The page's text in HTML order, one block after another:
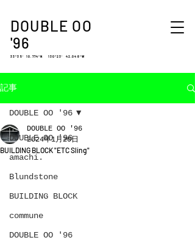
DOUBLE OO
'96
33°35′ 10.774″N 130°23′ 42.048″W
記事
DOUBLE OO '96
amachi.
Blundstone
BUILDING BLOCK
commune
DOUBLE OO '96
DOUBLE OO '96
BUILDING BLOCK "ETC Sling"
DOUBLE OO '96
2024年1月20日